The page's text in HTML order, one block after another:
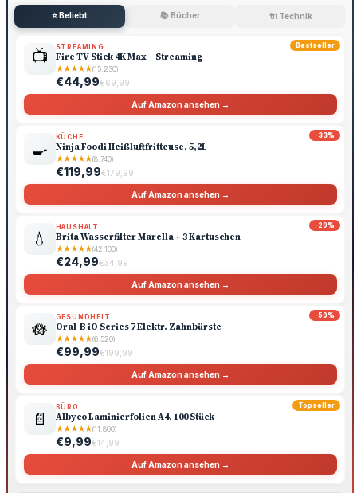
⭐ Beliebt 📚 Bücher 🔌 Technik
Bestseller
📺 STREAMING
Fire TV Stick 4K Max – Streaming
★★★★★(15.230)
€44,99€69,99
Auf Amazon ansehen →
-33%
🍳
KÜCHE
Ninja Foodi Heißluftfritteuse, 5,2L
★★★★★(8.740)
€119,99€179,99
Auf Amazon ansehen →
-29%
💧
HAUSHALT
Brita Wasserfilter Marella + 3 Kartuschen
★★★★★(42.100)
€24,99€34,99
Auf Amazon ansehen →
-50%
🪷
GESUNDHEIT
Oral-B iO Series 7 Elektr. Zahnbürste
★★★★★(6.520)
€99,99€199,99
Auf Amazon ansehen →
Topseller
📄
BÜRO
Albyco Laminierfolien A4, 100 Stück
★★★★★(11.800)
€9,99€14,99
Auf Amazon ansehen →